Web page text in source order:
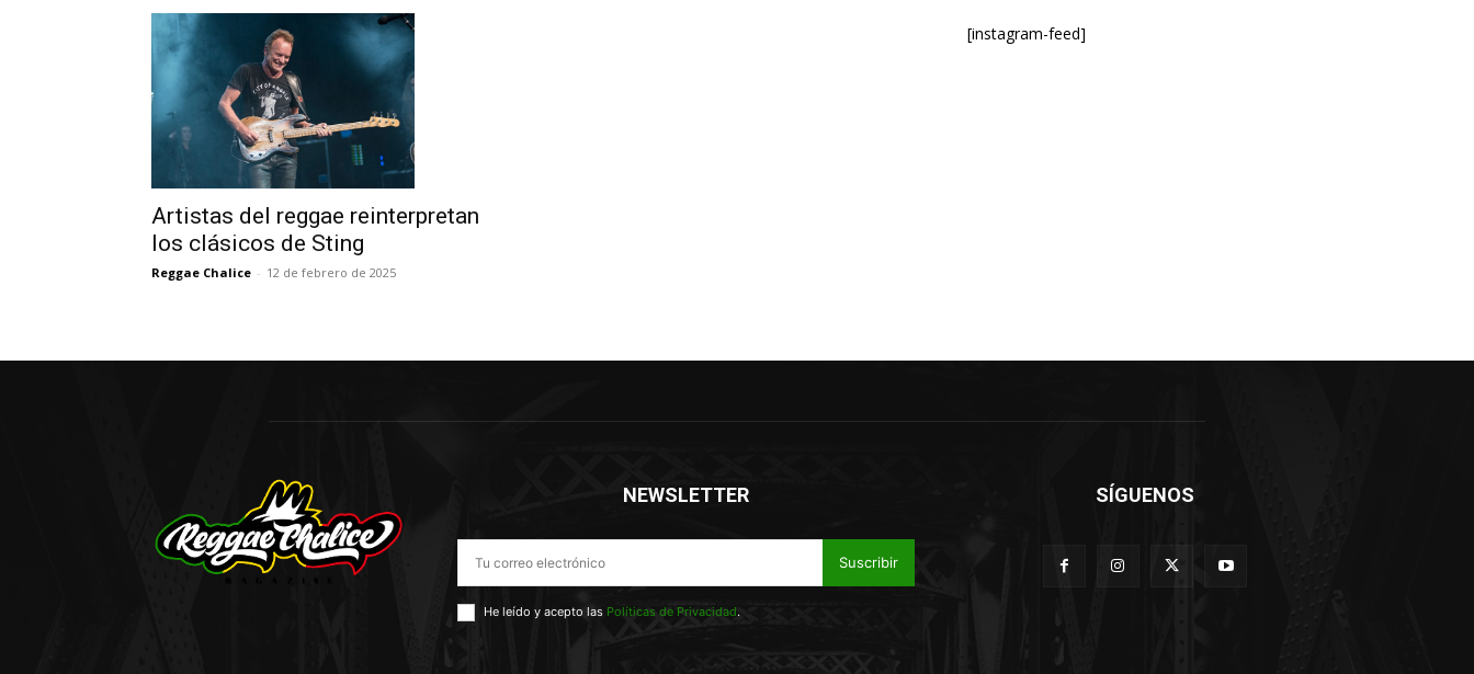
Artistas del reggae reinterpretan
los clásicos de Sting
Reggae Chalice - 12 de febrero de 2025
[instagram-feed]
NEWSLETTER
Suscribir
He leído y acepto las Políticas de Privacidad.
SÍGUENOS